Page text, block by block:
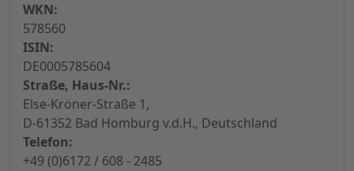
WKN:
578560
ISIN:
DE0005785604
Straße, Haus-Nr.:
Else-Kröner-Straße 1,
D-61352 Bad Homburg v.d.H., Deutschland
Telefon:
+49 (0)6172 / 608 - 2485